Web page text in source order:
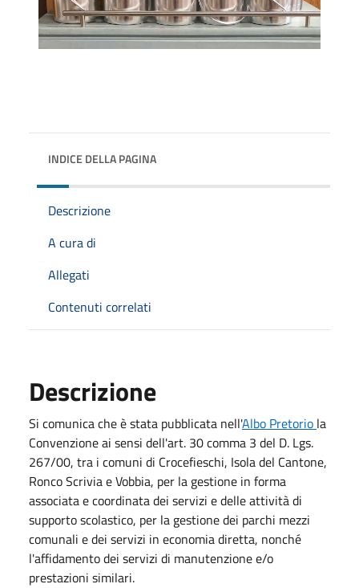
INDICE DELLA PAGINA
Descrizione
A cura di
Allegati
Contenuti correlati
Descrizione
Si comunica che è stata pubblicata nell'Albo Pretorio la
Convenzione ai sensi dell'art. 30 comma 3 del D. Lgs.
267/00, tra i comuni di Crocefieschi, Isola del Cantone,
Ronco Scrivia e Vobbia, per la gestione in forma
associata e coordinata dei servizi e delle attività di
supporto scolastico, per la gestione dei parchi mezzi
comunali e dei servizi in economia diretta, nonché
l'affidamento dei servizi di manutenzione e/o
prestazioni similari.